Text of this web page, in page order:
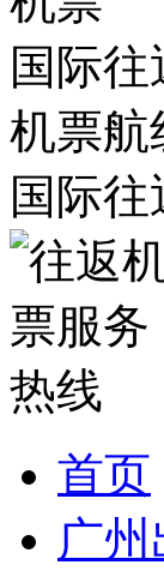
国际
机票航
国际
首页
广州